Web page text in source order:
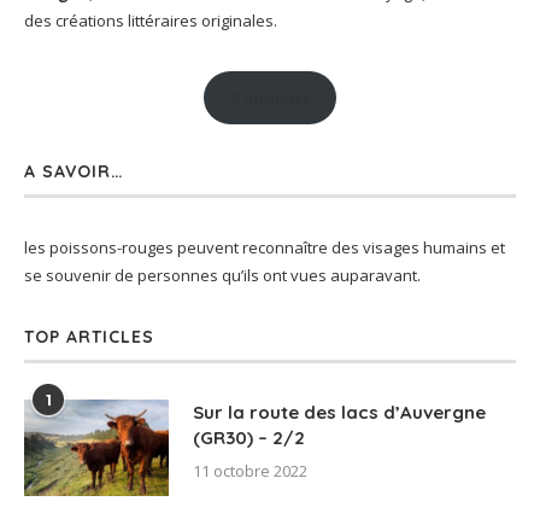
des créations littéraires originales.
A SAVOIR…
les poissons-rouges peuvent reconnaître des visages humains et
se souvenir de personnes qu’ils ont vues auparavant.
TOP ARTICLES
1
Sur la route des lacs d’Auvergne
(GR30) – 2/2
11 octobre 2022